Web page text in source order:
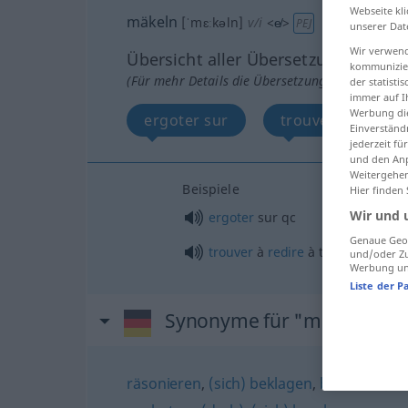
mäkeln [ˈmɛːkəln] v/i <e̸> PEJ
Übersicht aller Übersetzungen
(Für mehr Details die Übersetzung anklicken/
ergoter sur trouver à redire
Beispiele
ergotersur qc
trouverà redire à tout
Synonyme für "mäkeln"
räsonieren, (sich) beklagen, bekritteln
Webseite
unserer
Wir
der
immer auf
Werbung
jederzeit
und den
Hier finden
Wir und
Genaue
und/oder
Werbung
Liste der